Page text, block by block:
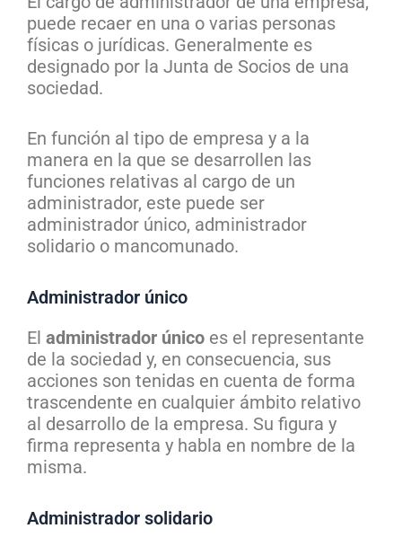
puede recaer en una o varias personas
físicas o jurídicas. Generalmente es
designado por la Junta de Socios de una
sociedad.
En función al tipo de empresa y a la
manera en la que se desarrollen las
funciones relativas al cargo de un
administrador, este puede ser
administrador único, administrador
solidario o mancomunado.
Administrador único
El administrador único es el representante
de la sociedad y, en consecuencia, sus
acciones son tenidas en cuenta de forma
trascendente en cualquier ámbito relativo
al desarrollo de la empresa. Su figura y
firma representa y habla en nombre de la
misma.
Administrador solidario